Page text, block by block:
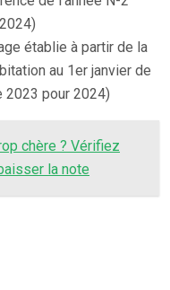
établie à partir de la
au 1er janvier de
2023 pour 2024)
chère ? Vérifiez
la note